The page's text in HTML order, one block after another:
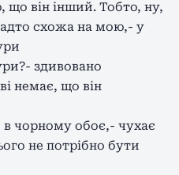
що він інший. Тобто, ну,
схожа на мою,- у
здивовано
немає, що він
чорному обоє,- чухає
не потрібно бути